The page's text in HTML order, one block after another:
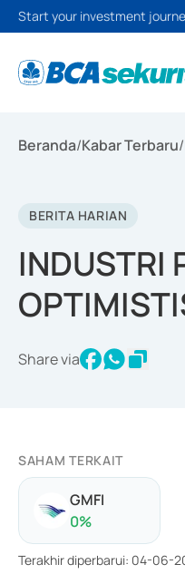
Start your investment
Beranda/Kabar Terbaru/
BERITA HARIAN
INDUSTRI
Share via
SAHAM TERKAIT
GMFI
0%
Terakhir diperbarui: 04-06-